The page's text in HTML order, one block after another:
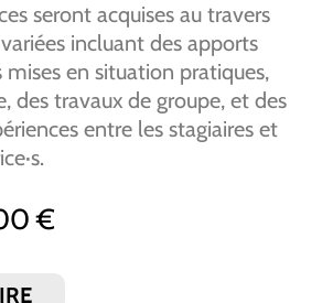
seront acquises au travers
incluant des apports
mises en situation pratiques,
des travaux de groupe, et des
entre les stagiaires et
€